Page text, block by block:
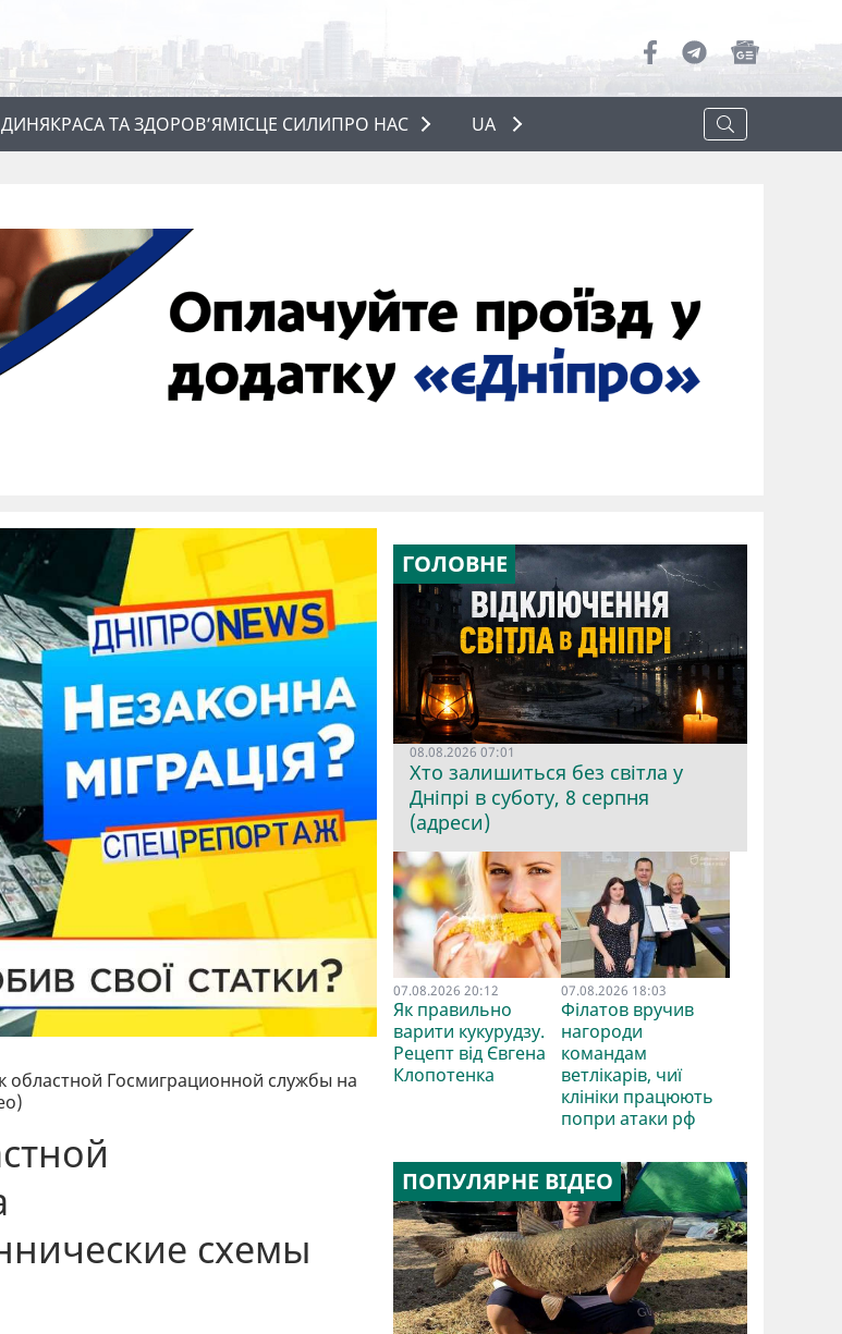
КРАСА ТА ЗДОРОВ’ЯМІСЦЕ СИЛИПРО НАС
UA
областной Госмиграционной службы на
схемы
ГОЛОВНЕ
08.08.2026 07:01
Хто залишиться без світла у
Дніпрі в суботу, 8 серпня
(адреси)
07.08.2026 20:12
Як правильно
варити кукурудзу.
Рецепт від Євгена
Клопотенка
07.08.2026 18:03
Філатов вручив
нагороди
командам
ветлікарів, чиї
клініки працюють
попри атаки рф
ПОПУЛЯРНЕ ВІДЕО